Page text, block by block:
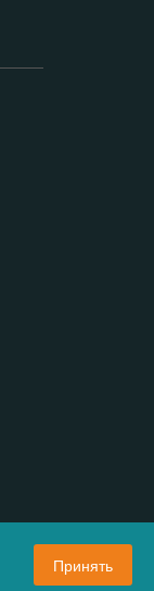
Принять